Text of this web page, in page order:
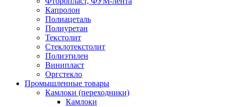
Капролон
Полиацеталь
Полиуретан
Текстолит
Стеклотекстолит
Полиэтилен
Винипласт
Оргстекло
Промышленные товары
Камлоки (переходники)
Камлоки